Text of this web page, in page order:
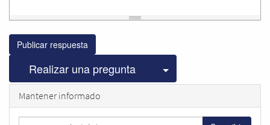
Publicar respuesta
Realizar una pregunta Seleccionar
Mantener informado